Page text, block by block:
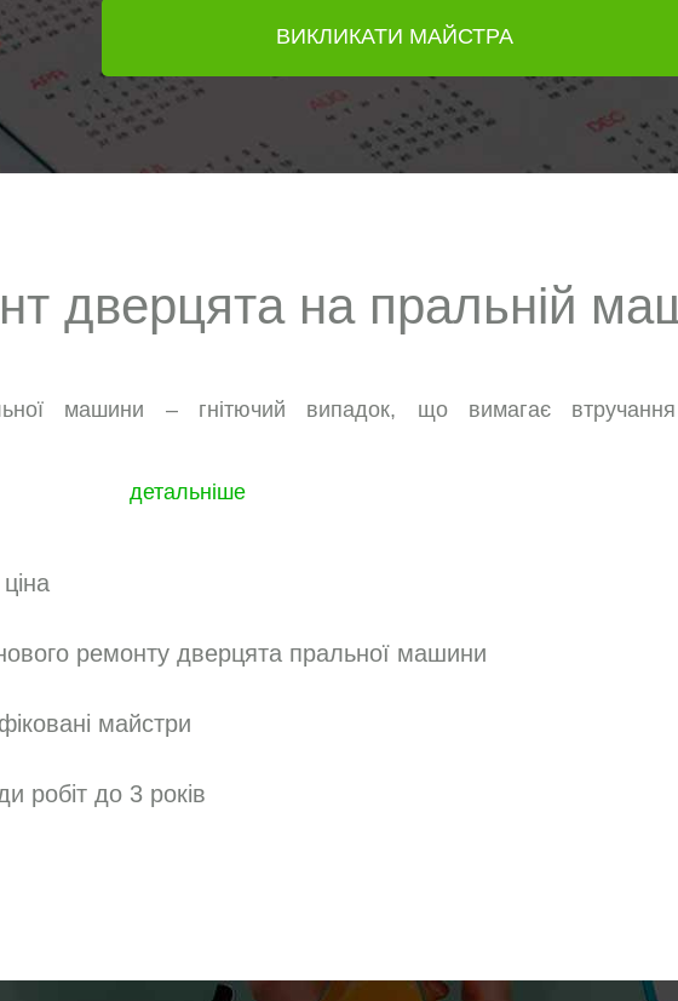
дверцята на пральній
машини – гнітючий випадок, що вимагає втручання
детальніше
ремонту дверцята пральної машини
майстри
робіт до 3 років